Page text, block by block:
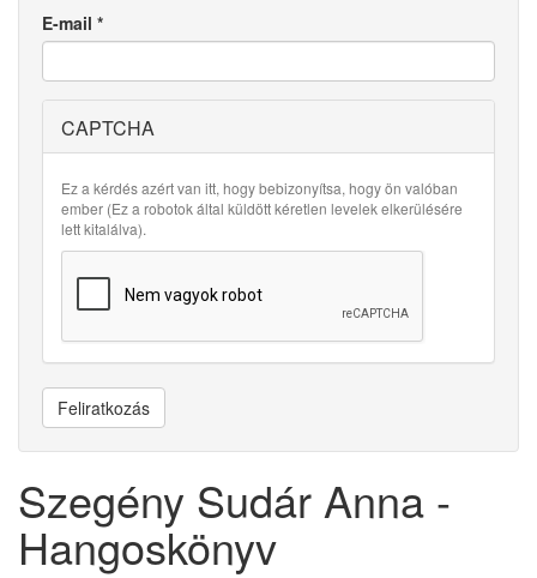
E-mail *
CAPTCHA
Ez a kérdés azért van itt, hogy bebizonyítsa, hogy ön valóban
ember (Ez a robotok által küldött kéretlen levelek elkerülésére
lett kitalálva).
Feliratkozás
Szegény Sudár Anna -
Hangoskönyv